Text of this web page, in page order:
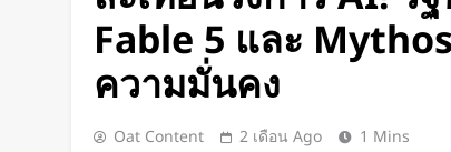
พยาบาลพลังงานแสงอาทิ
กว่า 700 กม.
เปิดตัว CMF Clip Pro หูฟั
Fable 5 และ
ความมั่นคง
Oat Content 2 เดือน Ago 1 Mins